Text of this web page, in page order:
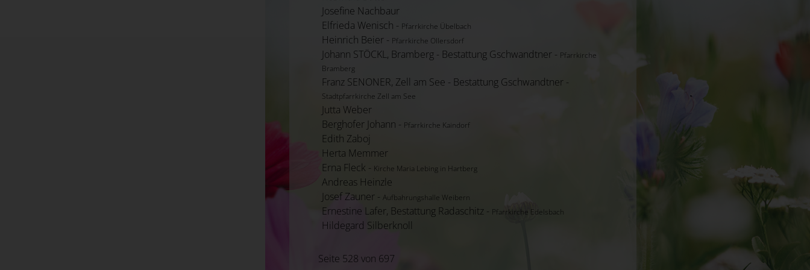
Josefine Nachbaur
Elfrieda Wenisch - Pfarrkirche Übelbach
Heinrich Beier - Pfarrkirche Ollersdorf
Johann STÖCKL, Bramberg - Bestattung Gschwandtner - Pfarrkirche
Bramberg
Franz SENONER, Zell am See - Bestattung Gschwandtner -
Stadtpfarrkirche Zell am See
Jutta Weber
Berghofer Johann - Pfarrkirche Kaindorf
Edith Zaboj
Herta Memmer
Erna Fleck - Kirche Maria Lebing in Hartberg
Andreas Heinzle
Josef Zauner - Aufbahrungshalle Weibern
Ernestine Lafer, Bestattung Radaschitz - Pfarrkirche Edelsbach
Hildegard Silberknoll
Seite 528 von 697